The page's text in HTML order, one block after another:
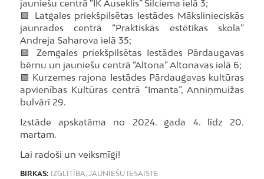
jauniešu centrā “IK Auseklis” Silciema ielā 3;
🟩 Latgales priekšpilsētas Iestādes Mākslinieciskās
jaunrades centrā “Praktiskās estētikas skola”
Andreja Saharova ielā 35;
🟩 Zemgales priekšpilsētas Iestādes Pārdaugavas
bērnu un jauniešu centrā “Altona” Altonavas ielā 6;
🟩 Kurzemes rajona Iestādes Pārdaugavas kultūras
apvienības Kultūras centrā “Imanta”, Anniņmuižas
bulvārī 29.
Izstāde apskatāma no 2024. gada 4. līdz 20.
martam.
Lai radoši un veiksmīgi!
BIRKAS: IZGLĪTĪBA, JAUNIEŠU IESAISTE